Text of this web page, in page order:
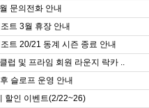
문의전화 안내
트 3월 휴장 안내
트 20/21 동계 시즌 종료 안내
럽 및 프라임 회원 라운지 락카 ..
슬로프 운영 안내
할인 이벤트(2/22~26)